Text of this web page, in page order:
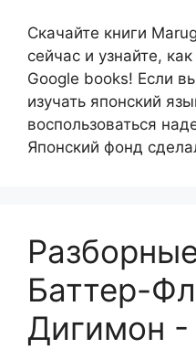
Скачайте книги
сейчас и узнайте,
Google books! Если
изучать японский
воспользоваться
Японский фонд
Баттер-
Дигимон -